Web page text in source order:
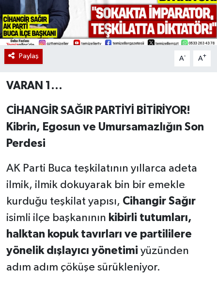
Paylaş A- A+
VARAN 1...
CİHANGİR SAĞIR PARTİYİ BİTİRİYOR!
Kibrin, Egosun ve Umursamazlığın Son
Perdesi
AK Parti Buca teşkilatının yıllarca adeta
ilmik, ilmik dokuyarak bin bir emekle
kurduğu teşkilat yapısı, Cihangir Sağır
isimli ilçe başkanının kibirli tutumları,
halktan kopuk tavırları ve partililere
yönelik dışlayıcı yönetimi yüzünden
adım adım çöküşe sürükleniyor.